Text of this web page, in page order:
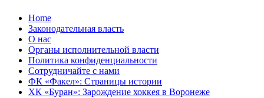
Перейти
содержанию
Home
Законодательная власть
О нас
Органы исполнительной власти
Политика конфиденциальности
Сотрудничайте с нами
ФК «Факел»: Страницы истории
ХК «Буран»: Зарождение хоккея в Воронеже